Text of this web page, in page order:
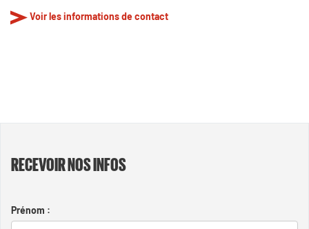
Voir les informations de contact
RECEVOIR NOS INFOS
Prénom :